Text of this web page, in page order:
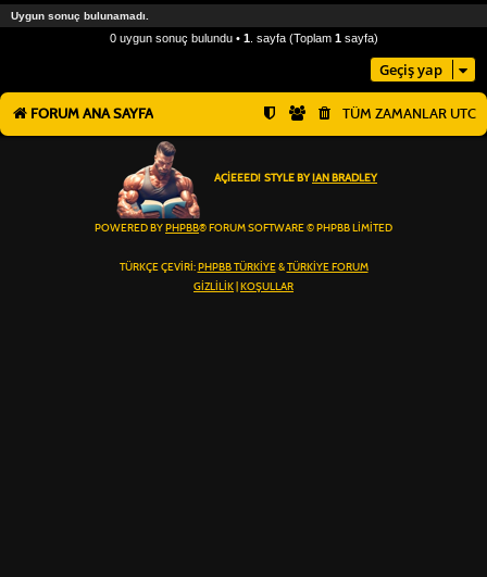
Uygun sonuç bulunamadı.
0 uygun sonuç bulundu • 1. sayfa (Toplam 1sayfa)
Geçiş yap
FORUM ANA SAYFA TÜM ZAMANLAR UTC
AÇIEEED! STYLE BY IAN BRADLEY
POWERED BY PHPBB® FORUM SOFTWARE © PHPBB LIMITED
TÜRKÇE ÇEVIRI: PHPBB TÜRKIYE& TÜRKIYE FORUM
GIZLILIK
KOŞULLAR